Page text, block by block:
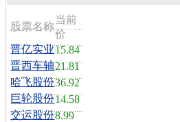
股票名称
当前
价
晋亿实业15.84
晋西车轴21.81
哈飞股份36.92
巨轮股份14.58
交运股份8.99